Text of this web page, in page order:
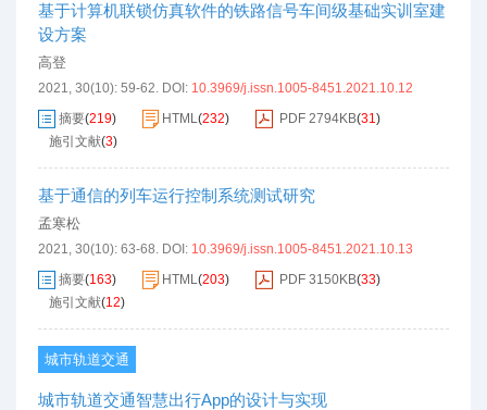
基于计算机联锁仿真软件的铁路信号车间级基础实训室建
设方案
高登
2021, 30(10): 59-62. DOI: 10.3969/j.issn.1005-8451.2021.10.12
摘要(219) HTML(232) PDF 2794KB(31)
施引文献(3)
基于通信的列车运行控制系统测试研究
孟寒松
2021, 30(10): 63-68. DOI: 10.3969/j.issn.1005-8451.2021.10.13
摘要(163) HTML(203) PDF 3150KB(33)
施引文献(12)
城市轨道交通
城市轨道交通智慧出行App的设计与实现